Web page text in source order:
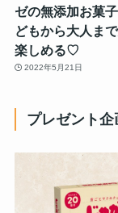
ゼの無添加お菓
どもから大人ま
楽しめる♡
2022年5月21日
プレゼント企